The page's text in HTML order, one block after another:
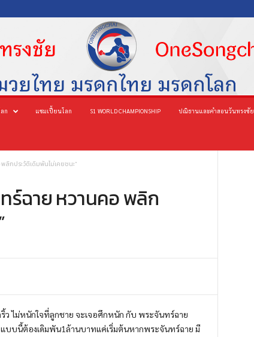
ก แชมเปี้ยนโลก S1 WORLD CHAMPIONSHIP ปณิธานและคำสอนวันทรงชัย
ลิกประวัติเดิมพันไม่เคยชนะ”
ร์ฉาย หวานคอ พลิก
ไม่หนักใจที่ลูกชาย จะเจอศึกหนัก กับ พระจันทร์ฉาย
บบนี้ต้องเดิมพัน1ล้านบาทแค่เริ่มต้นหากพระจันทร์ฉาย มี